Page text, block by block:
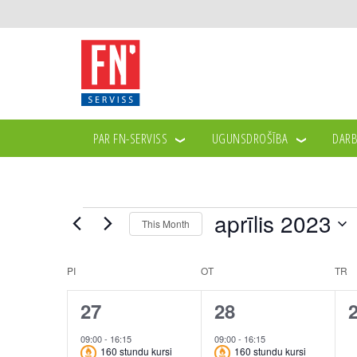
PAR FN-SERVISS UGUNSDROŠĪBA
EventsThis Month aprīlis 2023
Calendar
of
Events
PI OT TR
1
event,
27
09:00- 16:15
160 stundu kursi
1
event,
28
09:00- 16:15
160 stundu kursi
0